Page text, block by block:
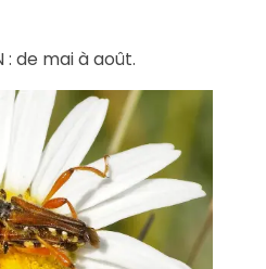
: de mai à août.